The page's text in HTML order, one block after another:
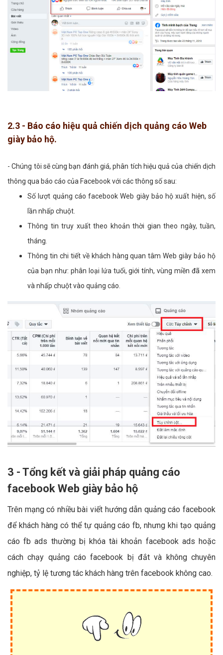
2.3 - Báo cáo hiệu quả chiến dịch quảng cáo Web
giày bảo hộ.
- Chúng tôi sẽ cùng bạn đánh giá, phân tích hiệu quả của chiến dịch
thông qua báo cáo của Facebook với các thông số sau:
Số lượt quảng cáo facebook Web giày bảo hộ xuất hiện, số
lần nhấp chuột.
Thông tin truy xuất theo khoản thời gian theo ngày, tuần,
tháng.
Thông tin chi tiết về khách hàng quan tâm Web giày bảo hộ
của bạn như: phân loại lứa tuổi, giới tính, vùng miền đã xem
và nhấp chuột vào quảng cáo.
3 - Tổng kết và giải pháp quảng cáo
facebook Web giày bảo hộ
Trên mạng có nhiều bài viết hướng dẫn quảng cáo facebook
để khách hàng có thể tự quảng cáo fb, nhưng khi tạo quảng
cáo fb ads thường bị khóa tài khoản facebook ads hoặc
cách chạy quảng cáo facebook bị đắt và không chuyên
nghiệp, tỷ lệ tương tác khách hàng trên facebook không cao.